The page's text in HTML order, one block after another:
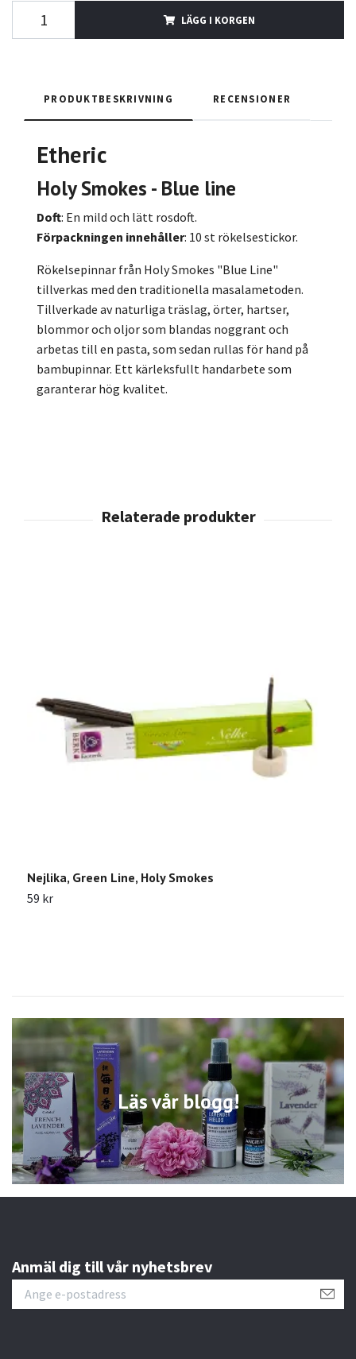
Läs vår blogg!
LÄGG I KORGEN
PRODUKTBESKRIVNING RECENSIONER
Etheric
Holy Smokes - Blue line
Doft: En mild och lätt rosdoft.
Förpackningen innehåller: 10 st rökelsestickor.
Rökelsepinnar från Holy Smokes "Blue Line"
tillverkas med den traditionella masalametoden.
Tillverkade av naturliga träslag, örter, hartser,
blommor och oljor som blandas noggrant och
arbetas till en pasta, som sedan rullas för hand på
bambupinnar. Ett kärleksfullt handarbete som
garanterar hög kvalitet.
Nejlika, Green Line, Holy Smokes
59 kr
Anmäl dig till vår nyhetsbrev